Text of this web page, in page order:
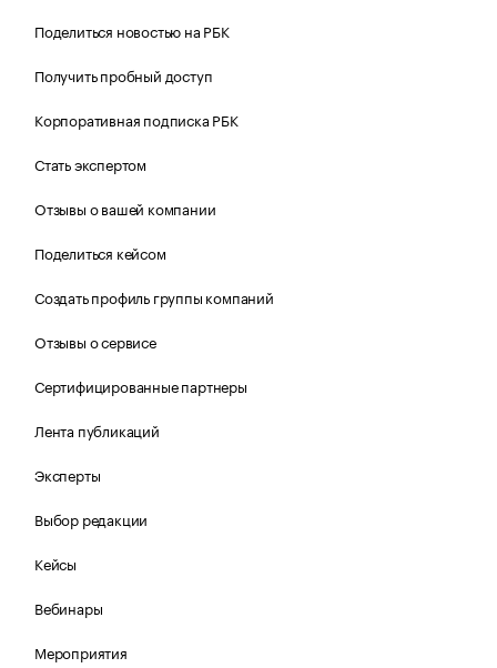
Поделиться новостью на РБК
Получить пробный доступ
Корпоративная подписка РБК
Стать экспертом
Отзывы о вашей компании
Поделиться кейсом
Создать профиль группы компаний
Отзывы о сервисе
Сертифицированные партнеры
Лента публикаций
Эксперты
Выбор редакции
Кейсы
Вебинары
Мероприятия